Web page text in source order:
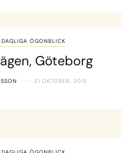
ÖGONBLICK
Göteborg
21 OKTOBER, 2015